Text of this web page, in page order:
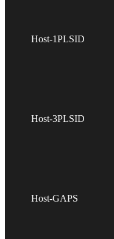
Host-1PLSID
Host-3PLSID
Host-GAPS